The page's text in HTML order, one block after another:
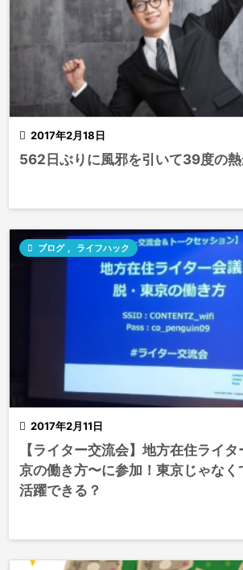
 2017年2月18日
562日ぶりに風邪を引いて39度の
 2017年2月11日
 ブログ , ライフハック
【ライター交流会】地方在住ライ
京の働き方〜に参加！東京じゃなく
活躍できる？